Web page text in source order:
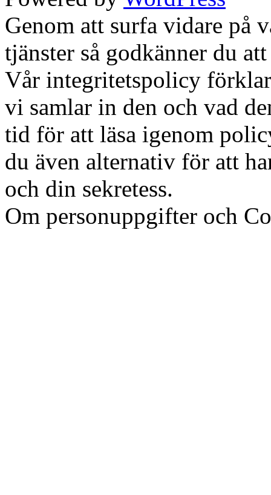
Genom att surfa vidare på
tjänster så godkänner du
Vår integritetspolicy
vi samlar in den och vad
tid för att läsa igenom
du även alternativ för att
och din sekretess.
Om personuppgifter och